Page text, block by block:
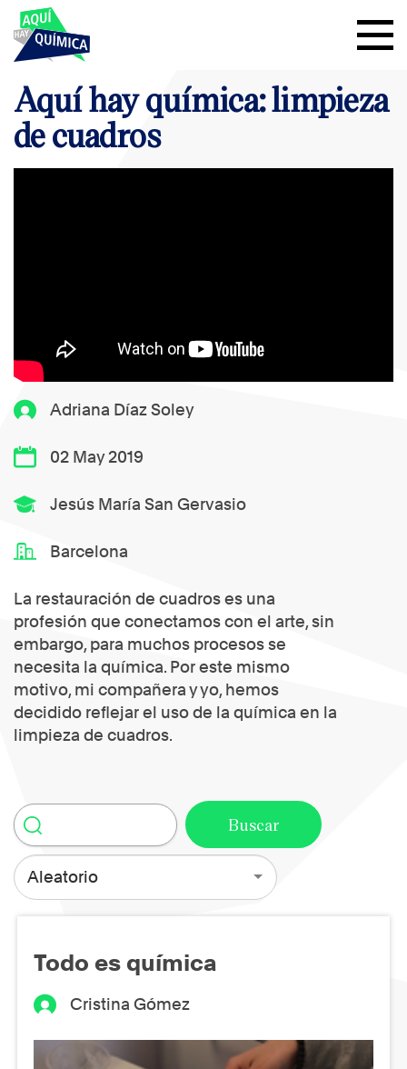
Adriana Díaz Soley
02 May 2019
Jesús María San Gervasio
Barcelona
La restauración de cuadros es una
profesión que conectamos con el arte, sin
embargo, para muchos procesos se
necesita la química. Por este mismo
motivo, mi compañera y yo, hemos
decidido reflejar el uso de la química en la
limpieza de cuadros.
Aquí hay química: limpieza
de cuadros
Aleatorio
Todo es química
Cristina Gómez